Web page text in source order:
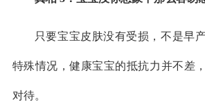
只要宝宝皮肤没有受损，不是早
特殊情况，健康宝宝的抵抗力并不差
对待。